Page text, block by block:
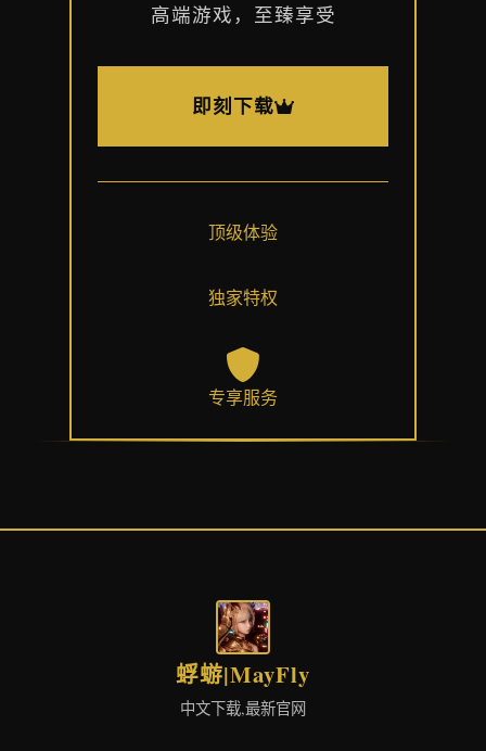
高端游戏，至臻享受
即刻下载
顶级体验
独家特权
专享服务
蜉蝣|MayFly
中文下载,最新官网